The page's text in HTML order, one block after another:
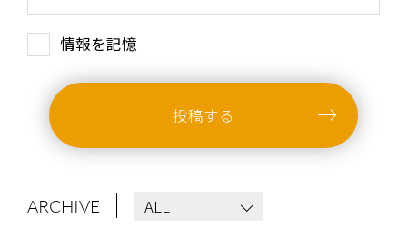
情報を記憶
投稿する
ARCHIVE ALL